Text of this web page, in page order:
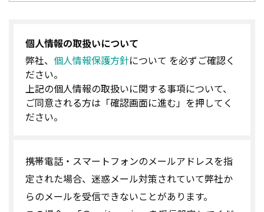
個人情報の取扱いについて
弊社、 個人情報保護方針について を必ずご確認く
ださい。
上記の個人情報の取扱いに関する事項について、
ご同意される方は「確認画面に進む」を押してく
ださい。
携帯電話・スマートフォンのメールアドレスを指
定された場合、迷惑メール対策されていて弊社か
らのメールを受信できないことがあります。